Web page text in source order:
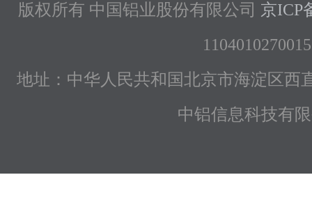
版权所有 中国铝业股份有限公司 京ICP
地址：中华人民共和国北京市海淀区西
中铝信息科技有